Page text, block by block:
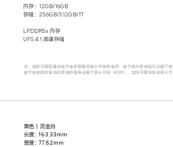
注：实际可用容量会由于诸多因素而减少并有所差异：由于操作系统运行占据了
由于安装操作系统和预装的程序占据了部分闪存（ROM），实际可用存储空间小于
内存：12GB/16GB
存储：256GB/512GB/1T
LPDDR5x 内存
UFS 4.1 高速存储
黑色｜流金白
长度：163.33mm
宽度：77.82mm